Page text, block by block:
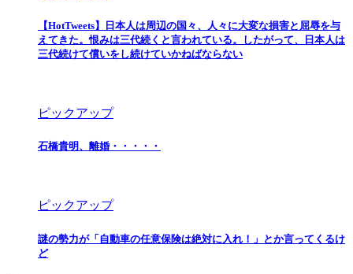
【HotTweets】日本人は周辺の国々、人々に大変な損害と屈辱を与
えてきた。恨みは三代続くと言われている。したがって、日本人は
三代続けて償いをし続けていかねばならない
ピックアップ
石橋貴明、離婚・・・・・
ピックアップ
謎の勢力が「自動車の任意保険は絶対に入れ！」とか言ってくるけ
ど